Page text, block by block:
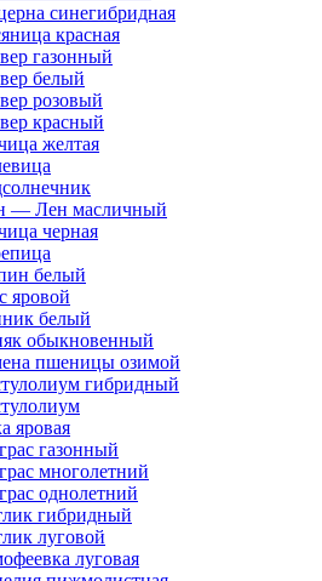
синегибридная
красная
газонный
белый
розовый
красный
желтая
— Лен масличный
черная
белый
яровой
белый
обыкновенный
пшеницы озимой
гибридный
яровая
газонный
многолетний
однолетний
гибридный
луговой
луговая